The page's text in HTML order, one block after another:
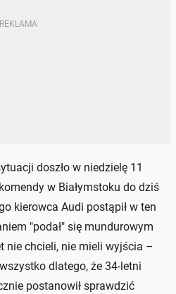
doszło w niedzielę 11
w Białymstoku do dziś
kierowca Audi postąpił w ten
"podał" się mundurowym
nie chcieli, nie mieli wyjścia –
dlatego, że 34-letni
postanowił sprawdzić